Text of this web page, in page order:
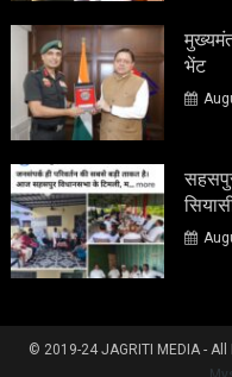
भेंट
© 2019-24 JAGRITI MEDIA -